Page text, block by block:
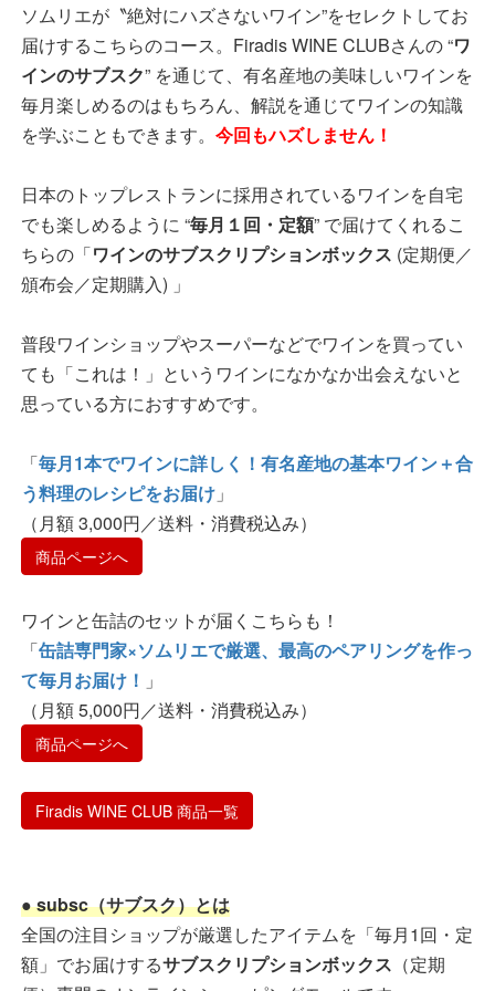
ソムリエが〝絶対にハズさないワイン”をセレクトしてお
届けするこちらのコース。Firadis WINE CLUBさんの “ワ
インのサブスク” を通じて、有名産地の美味しいワインを
毎月楽しめるのはもちろん、解説を通じてワインの知識
を学ぶこともできます。 今回もハズしません！
日本のトップレストランに採用されているワインを自宅
でも楽しめるように “毎月１回・定額” で届けてくれるこ
ちらの「ワインのサブスクリプションボックス (定期便／
頒布会／定期購入) 」
普段ワインショップやスーパーなどでワインを買ってい
ても「これは！」というワインになかなか出会えないと
思っている方におすすめです。
「毎月1本でワインに詳しく！有名産地の基本ワイン＋合
う料理のレシピをお届け 」
（月額 3,000円／送料・消費税込み）
商品ページへ
ワインと缶詰のセットが届くこちらも！
「缶詰専門家×ソムリエで厳選、最高のペアリングを作っ
て毎月お届け！ 」
（月額 5,000円／送料・消費税込み）
商品ページへ
Firadis WINE CLUB 商品一覧
● subsc（サブスク）とは
全国の注目ショップが厳選したアイテムを「毎月1回・定
額」でお届けするサブスクリプションボックス （定期